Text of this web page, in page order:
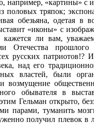
например, «картины» с
половых тряпок;
обезьяна, одетая в
«иконы» с
ли вам,
Отечества прошлого
русских патриотов!?
над его
властей, были
возмущение
обывателя в
Гельман открыто,
парами, туманить
получил плевок